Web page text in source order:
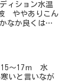
ィション水温
やありこん
なか良くはな
も注目される
～17ｍ 水
いと言いなが